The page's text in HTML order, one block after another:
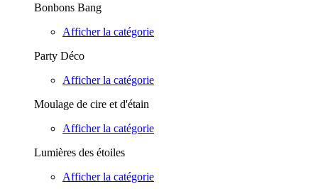
Bonbons Bang
Afficher la catégorie
Party Déco
Afficher la catégorie
Moulage de cire et d'étain
Afficher la catégorie
Lumières des étoiles
Afficher la catégorie